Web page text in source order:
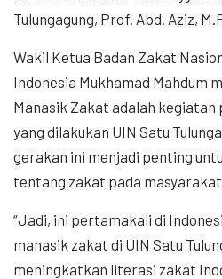
Tulungagung, Prof. Abd. Aziz,
Wakil Ketua Badan Zakat
Indonesia Mukhamad Mahdum
Manasik Zakat adalah kegiatan
yang dilakukan UIN Satu
gerakan ini menjadi penting
tentang zakat pada masyarakat.
“Jadi, ini pertamakali di
manasik zakat di UIN Satu
meningkatkan literasi zakat